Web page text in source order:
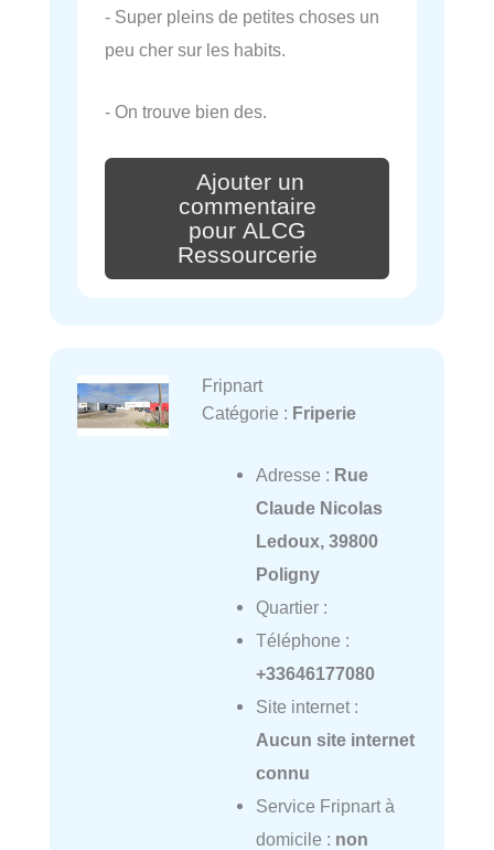
- Super pleins de petites choses un
peu cher sur les habits.
- On trouve bien des.
Ajouter un
commentaire
pour ALCG
Ressourcerie
Fripnart
Catégorie : Friperie
Adresse : Rue
Claude Nicolas
Ledoux, 39800
Poligny
Quartier :
Téléphone :
+33646177080
Site internet :
Aucun site internet
connu
Service Fripnart à
domicile : non